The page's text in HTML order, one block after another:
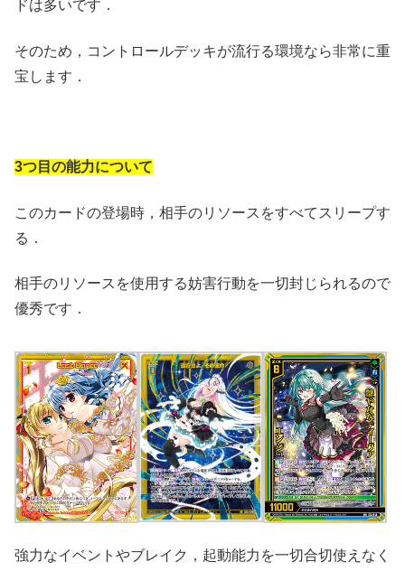
ドは多いです．
そのため，コントロールデッキが流行る環境なら非常に重
宝します．
3つ目の能力について
このカードの登場時，相手のリソースをすべてスリープす
る．
相手のリソースを使用する妨害行動を一切封じられるので
優秀です．
強力なイベントやブレイク，起動能力を一切合切使えなく